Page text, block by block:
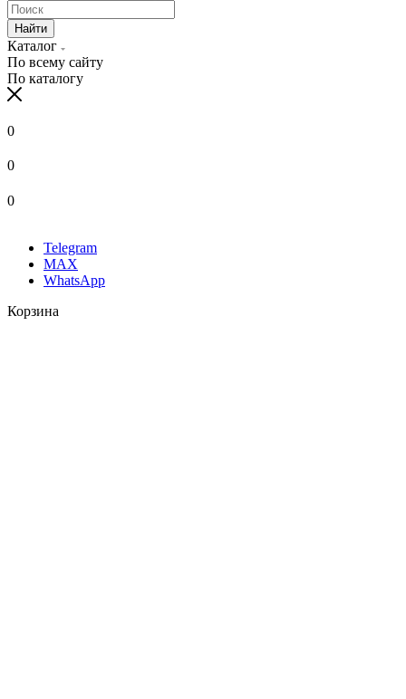
Найти
Каталог
По всему сайту
По каталогу
0
0
0
Telegram
MAX
WhatsApp
Корзина